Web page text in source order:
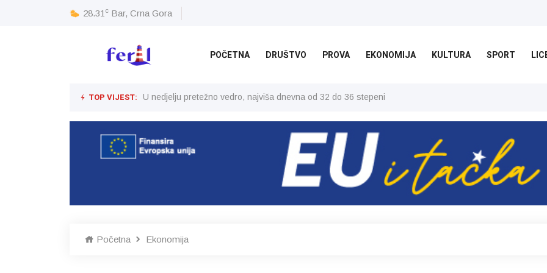
28.31 c Bar, Crna Gora
POČETNA DRUŠTVO PROVA EKONOMIJA KULTURA SPORT
TOP VIJEST: U nedjelju pretežno vedro, najviša dnevna od 32 do 36 stepeni
Početna Ekonomija